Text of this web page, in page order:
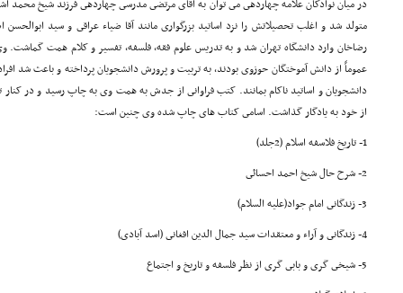
متولد شد و اغلب تحصیلاتش را نزد اساتید بزرگوارى مانند آقا ضیاء عراقى و سید
رضاخان وارد دانشگاه تهران شد و به تدریس علوم فقه، فلسفه، تفسیر و کلام همت گماشت.
عموماً از دانش آموختگان حوزوى بودند، به تربیت و پرورش دانشجویان پرداخته و باعث شد
دانشجویان و اساتید ناکام بمانند. کتب فراوانى از جدش به همت وى به چاپ رسید و در کنار
از خود به یادگار گذاشت. اسامى کتاب هاى چاپ شده وى چنین است:
1- تاریخ فلاسفه اسلام (2جلد)
2- شرح حال شیخ احمد احسائى
3- زندگانى امام جواد(علیه السلام)
4- زندگانى و آراء و معتقدات سید جمال الدین افغانى (اسد آبادى)
5- شیخى گرى و بابى گرى از نظر فلسفه و تاریخ و اجتماع